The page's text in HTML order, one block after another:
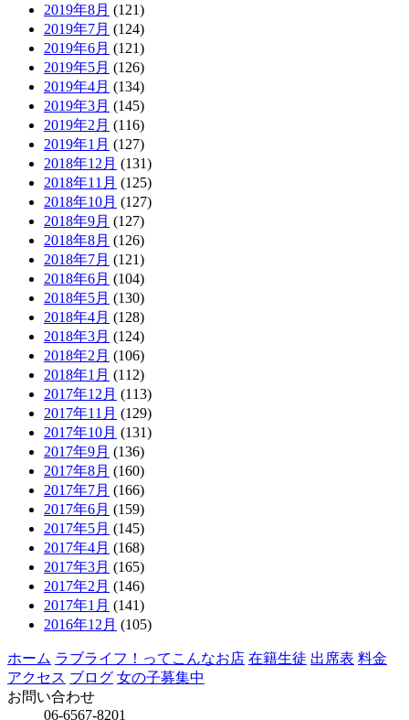
2019年8月 (121)
2019年7月 (124)
2019年6月 (121)
2019年5月 (126)
2019年4月 (134)
2019年3月 (145)
2019年2月 (116)
2019年1月 (127)
2018年12月 (131)
2018年11月 (125)
2018年10月 (127)
2018年9月 (127)
2018年8月 (126)
2018年7月 (121)
2018年6月 (104)
2018年5月 (130)
2018年4月 (128)
2018年3月 (124)
2018年2月 (106)
2018年1月 (112)
2017年12月 (113)
2017年11月 (129)
2017年10月 (131)
2017年9月 (136)
2017年8月 (160)
2017年7月 (166)
2017年6月 (159)
2017年5月 (145)
2017年4月 (168)
2017年3月 (165)
2017年2月 (146)
2017年1月 (141)
2016年12月 (105)
ホーム ラブライフ！ってこんなお店 在籍生徒 出席表 料金
アクセス ブログ 女の子募集中
お問い合わせ
06-6567-8201